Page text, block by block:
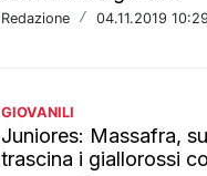
Redazione / 04.11.2019 10:29
GIOVANILI
Juniores: Massafra,
trascina i giallorossi